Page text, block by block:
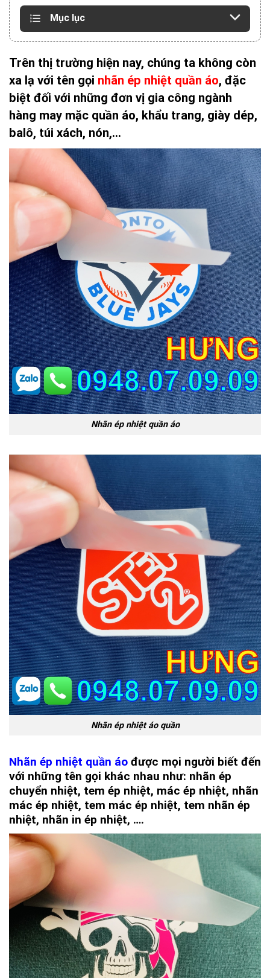
Mục lục
Trên thị trường hiện nay, chúng ta không còn
xa lạ với tên gọi nhãn ép nhiệt quần áo, đặc
biệt đối với những đơn vị gia công ngành
hàng may mặc quần áo, khẩu trang, giày dép,
balô, túi xách, nón,…
Nhãn ép nhiệt quần áo
Nhãn ép nhiệt áo quần
Nhãn ép nhiệt quần áo được mọi người biết đến
với những tên gọi khác nhau như: nhãn ép
chuyển nhiệt, tem ép nhiệt, mác ép nhiệt, nhãn
mác ép nhiệt, tem mác ép nhiệt, tem nhãn ép
nhiệt, nhãn in ép nhiệt, ….